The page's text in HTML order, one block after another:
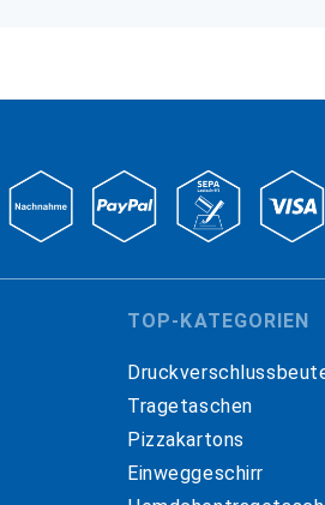
TOP-KATEGORIEN
Tragetaschen
Pizzakartons
Einweggeschirr